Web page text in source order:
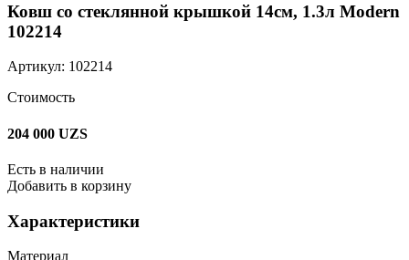
Ковш со стеклянной крышкой 14см, 1.3л Modern
102214
Артикул: 102214
Стоимость
204 000 UZS
Есть в наличии
Добавить в корзину
Характеристики
Материал